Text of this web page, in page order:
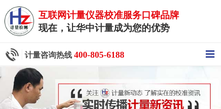
互联网计量仪器校准服务口碑品牌
现在，让华中计量成为您的优势
计量咨询热线 400-805-6188